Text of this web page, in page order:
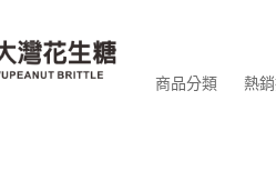
商品分類 熱